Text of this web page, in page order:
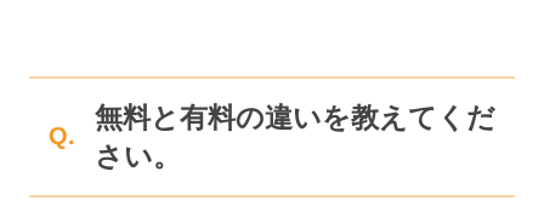
Q.
無料と有料の違いを教えてくだ
さい。